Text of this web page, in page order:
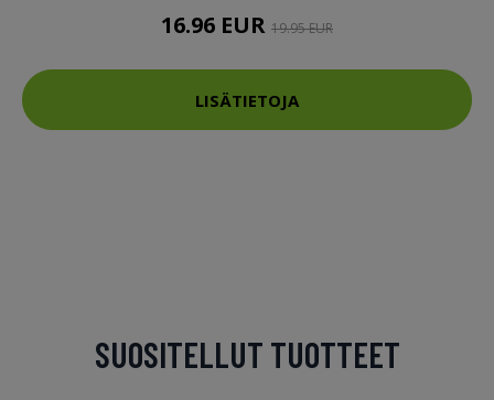
16.96 EUR 19.95 EUR
LISÄTIETOJA
SUOSITELLUT TUOTTEET